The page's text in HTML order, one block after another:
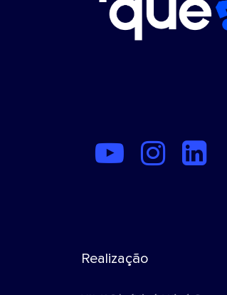
Realização